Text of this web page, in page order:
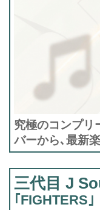
究極のコンプリ
バーから､最新
三代目 J
｢FIGHTERS｣